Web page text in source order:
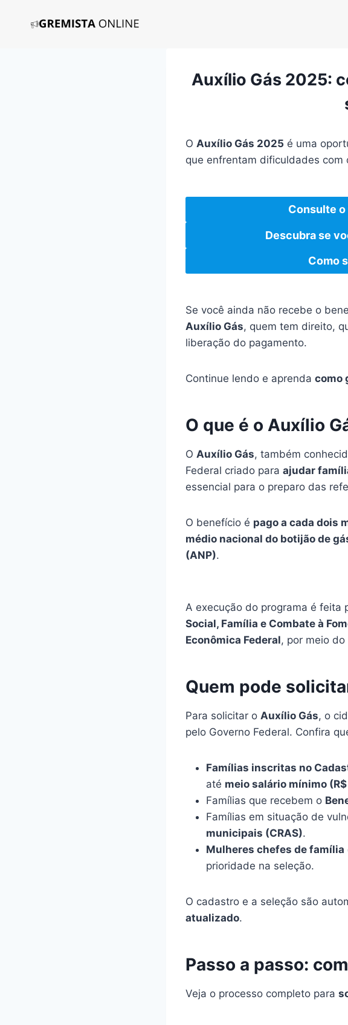
Auxílio Gás 2025:
O Auxílio Gás 2025 é uma
que enfrentam dificuldades com
Consulte o
Descubra se
Como
Se você ainda não recebe o
Auxílio Gás, quem tem direito,
liberação do pagamento.
Continue lendo e aprenda como
O que é o Auxílio
O Auxílio Gás, também
Federal criado para ajudar
essencial para o preparo das
O benefício é pago a cada dois
médio nacional do botijão de
(ANP).
A execução do programa é feita
Social, Família e Combate à
Econômica Federal, por meio do
Quem pode
Para solicitar o Auxílio Gás, o
pelo Governo Federal. Confira
Famílias inscritas no
até meio salário mínimo
Famílias que recebem o
Famílias em situação de
municipais (CRAS).
Mulheres chefes de família
prioridade na seleção.
O cadastro e a seleção são
atualizado.
Passo a passo:
Veja o processo completo para